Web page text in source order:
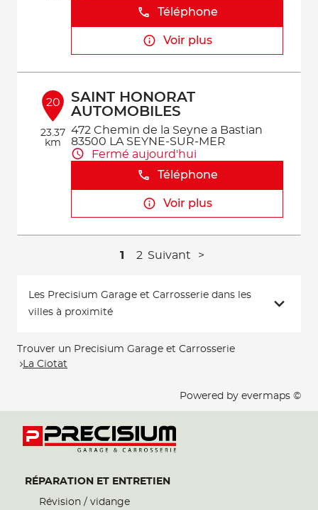
Téléphone
Voir plus
20
23.37
km
SAINT HONORAT
AUTOMOBILES
472 Chemin de la Seyne a Bastian
83500 LA SEYNE-SUR-MER
Fermé aujourd'hui
Téléphone
Voir plus
1 2 Suivant
Les Precisium Garage et Carrosserie dans les
villes à proximité
Trouver un Precisium Garage et Carrosserie
La Ciotat
Powered by evermaps ©
RÉPARATION ET ENTRETIEN
Révision / vidange